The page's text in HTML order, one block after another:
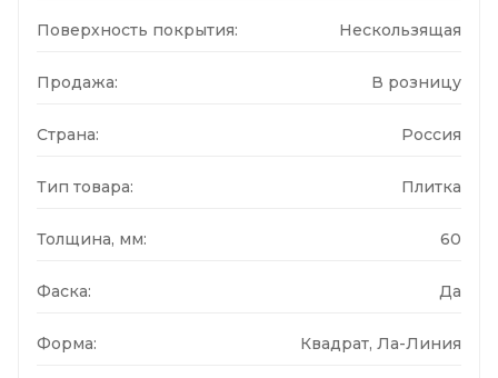
Поверхность покрытия: Нескользящая
Продажа: В розницу
Страна: Россия
Тип товара: Плитка
Толщина, мм: 60
Фаска: Да
Форма: Квадрат, Ла-Линия